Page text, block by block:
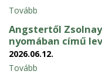
Tovább
Angstertől
nyomában című
2026.06.12.
Tovább